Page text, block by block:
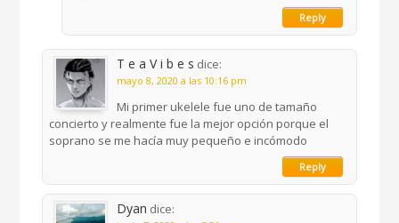
Reply
T e a V i b e s dice:
mayo 8, 2020 a las 10:16 pm
Mi primer ukelele fue uno de tamaño
concierto y realmente fue la mejor opción porque el
soprano se me hacía muy pequeño e incómodo
Reply
Dyan dice: